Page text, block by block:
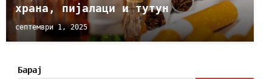
храна, пијалаци и тутун
септември 1, 2025
Барај